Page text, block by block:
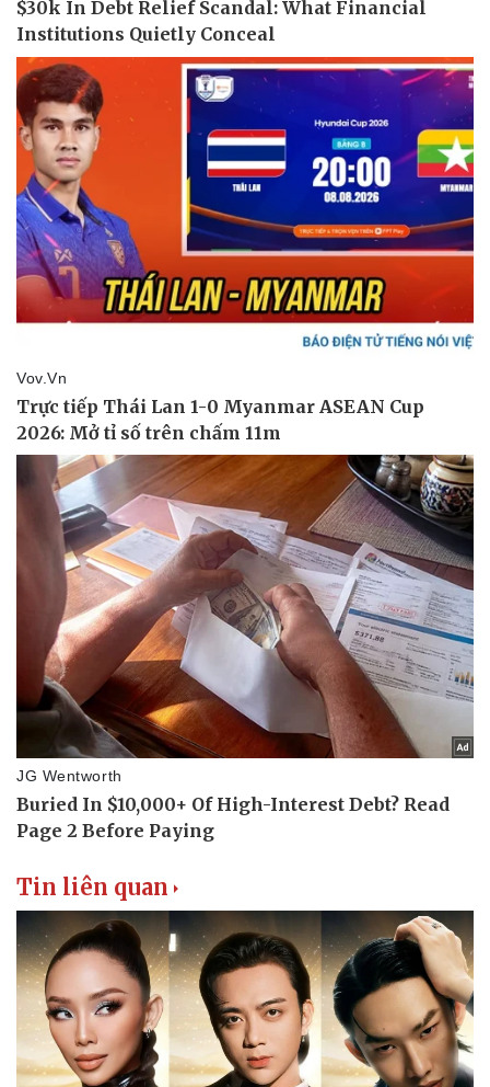
Văn hóa
Sân khấu - Điện ảnh
Âm nhạc
Di sản
Giải trí
Thời trang
Sao Việt
Tin liên quan